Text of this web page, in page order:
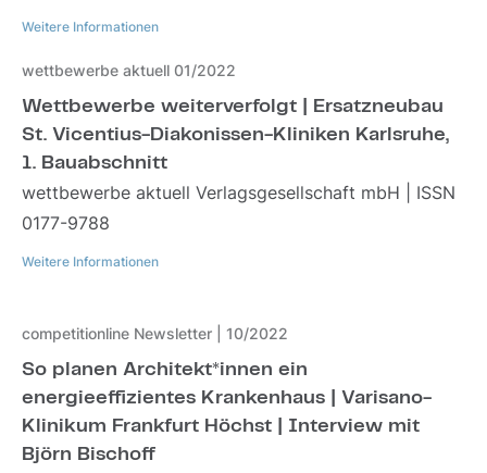
Weitere Informationen
Weitere Informationen
wettbewerbe aktuell 01/2022
Wettbewerbe weiterverfolgt | Ersatzneubau
St. Vicentius-Diakonissen-Kliniken Karlsruhe,
1. Bauabschnitt
wettbewerbe aktuell Verlagsgesellschaft mbH | ISSN
0177-9788
Weitere Informationen
competitionline Newsletter | 10/2022
So planen Architekt*innen ein
energieeffizientes Krankenhaus | Varisano-
Klinikum Frankfurt Höchst | Interview mit
Björn Bischoff